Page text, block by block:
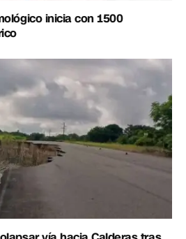
inicia con 1500